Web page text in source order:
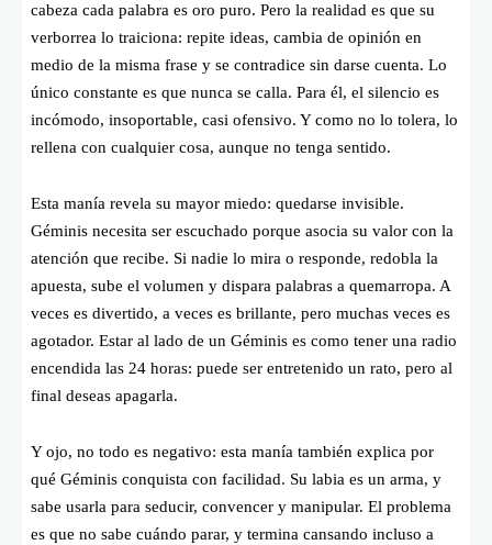
cabeza cada palabra es oro puro. Pero la realidad es que su
verborrea lo traiciona: repite ideas, cambia de opinión en
medio de la misma frase y se contradice sin darse cuenta. Lo
único constante es que nunca se calla. Para él, el silencio es
incómodo, insoportable, casi ofensivo. Y como no lo tolera, lo
rellena con cualquier cosa, aunque no tenga sentido.
Esta manía revela su mayor miedo: quedarse invisible.
Géminis necesita ser escuchado porque asocia su valor con la
atención que recibe. Si nadie lo mira o responde, redobla la
apuesta, sube el volumen y dispara palabras a quemarropa. A
veces es divertido, a veces es brillante, pero muchas veces es
agotador. Estar al lado de un Géminis es como tener una radio
encendida las 24 horas: puede ser entretenido un rato, pero al
final deseas apagarla.
Y ojo, no todo es negativo: esta manía también explica por
qué Géminis conquista con facilidad. Su labia es un arma, y
sabe usarla para seducir, convencer y manipular. El problema
es que no sabe cuándo parar, y termina cansando incluso a